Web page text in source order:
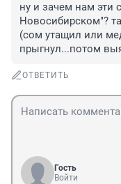
ну и зачем нам эти
Новосибирском"?
(сом утащил или
прыгнул...потом
ОТВЕТИТЬ
Гость
Войти